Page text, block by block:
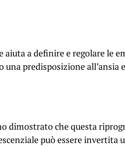
aiuta a definire e regolare le
predisposizione all’ansia
dimostrato che questa
può essere invertita